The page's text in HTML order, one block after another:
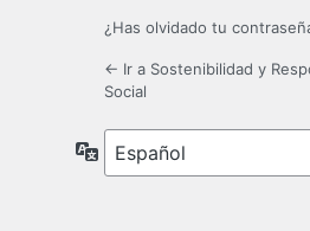
¿Has olvidado tu
← Ir a Sostenibilidad y
Social
Idioma